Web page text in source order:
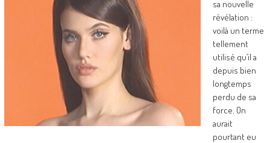
sa nouvelle
révélation :
voilà un terme
tellement
utilisé qu’il a
depuis bien
longtemps
perdu de sa
force. On
aurait
pourtant eu